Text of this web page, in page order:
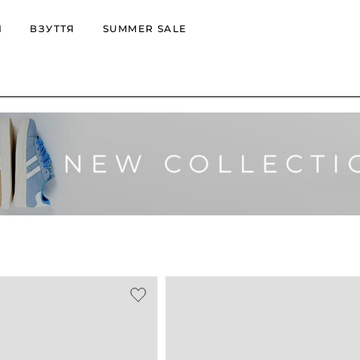
Уггі
ВЗУТТЯ
Ботильйони
Осіннє взуття
SUMMER SALE